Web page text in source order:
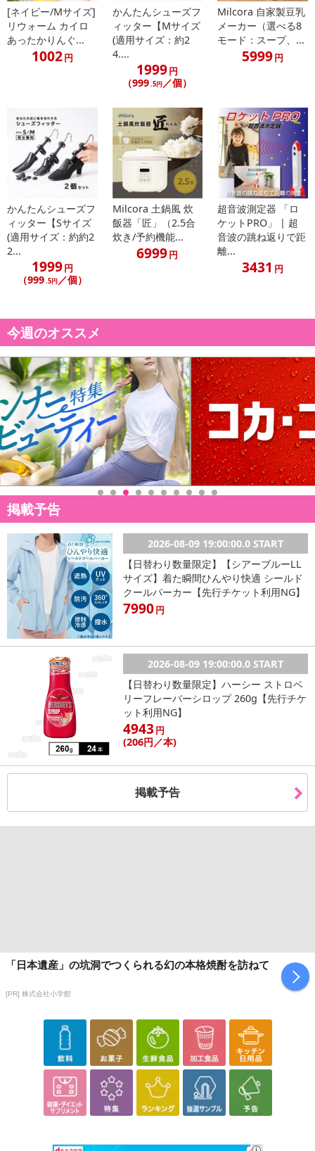
[ネイビー/Mサイズ]
リウォーム カイロ
あったかりんぐ...
1002円
かんたんシューズフ
ィッター【Mサイズ
(適用サイズ：約2
4....
1999円
（999.5円／個）
Milcora 自家製豆乳
メーカー（選べる8
モード：スープ、...
5999円
かんたんシューズフ
ィッター【Sサイズ
(適用サイズ：約約2
2...
1999円
（999.5円／個）
Milcora 土鍋風 炊
飯器「匠」（2.5合
炊き/予約機能...
6999円
超音波測定器 「ロ
ケットPRO」 | 超
音波の跳ね返りで距
離...
3431 円
今週のオススメ
掲載予告
2026-08-09 19:00:00.0 START
【日替わり数量限定】【シアーブルーLL
サイズ】着た瞬間ひんやり快適 シールド
クールパーカー【先行チケット利用NG】
7990円
2026-08-09 19:00:00.0 START
【日替わり数量限定】ハーシー ストロベ
リーフレーバーシロップ 260g【先行チケ
ット利用NG】
4943円
(206円 ／本)
掲載予告
「日本遺産」の坑洞でつくられる幻の本格焼酎を訪ねて
[PR] 株式会社小学館